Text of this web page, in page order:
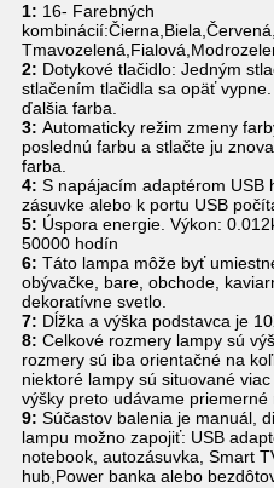
1: 16- Farebných
2: Dotykové tlačidlo: Jedným
stlačením tlačidla sa opäť
ďalšia farba.
3: Automaticky režim zmeny
poslednú farbu a stlačte ju
farba.
4: S napájacím adaptérom USB
zásuvke alebo k portu USB
5: Úspora energie. Výkon:
50000 hodín
6: Táto lampa môže byť
obývačke, bare, obchode,
dekoratívne svetlo.
7: Dĺžka a výška podstavca je
8: Celkové rozmery lampy sú
rozmery sú iba orientačné na
niektoré lampy sú situované
výšky preto udávame priemerné
9: Súčastov balenia je manuál,
lampu možno zapojiť: USB
notebook, autozásuvka, Smart
hub,Power banka alebo